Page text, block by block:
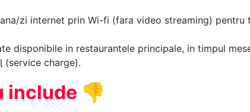
zi internet prin Wi-fi (fara video streaming) pentru
disponibile in restaurantele principale, in timpul
(service charge).
include 👎